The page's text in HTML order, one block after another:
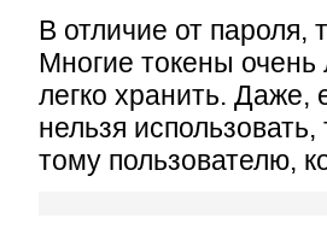
В отличие от пароля,
Многие токены очень
легко хранить. Даже,
нельзя
тому пользователю,